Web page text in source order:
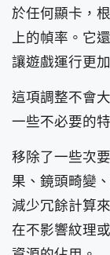
於任何顯卡，
上的幀率。它
讓遊戲運行更
這項調整不會
一些不必要的
移除了一些次
果、鏡頭畸變
減少冗餘計算
在不影響紋理